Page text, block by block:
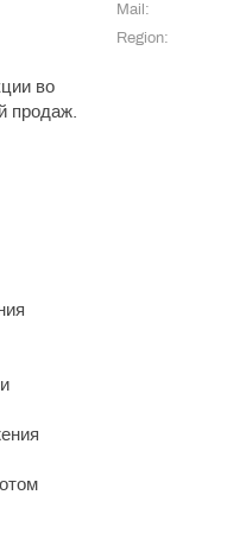
во
продаж.
Mail:
Region: